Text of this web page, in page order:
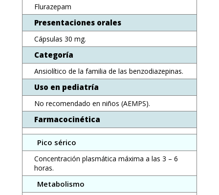
Flurazepam
Presentaciones orales
Cápsulas 30 mg.
Categoría
Ansiolítico de la familia de las benzodiazepinas.
Uso en pediatría
No recomendado en niños (AEMPS).
Farmacocinética
Pico sérico
Concentración plasmática máxima a las 3 – 6
horas.
Metabolismo